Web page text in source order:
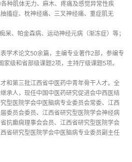
种肌体无力、麻木、疼痛及感觉异常性疾
搐症、枕神经痛、三叉神经痛、重症肌无
呆、帕金森病、运动神经元病（渐冻症）等；
学术论文50余篇，主编专业著作2部，参编专
级和省部级课题2项，主持厅级课题5项。
和第三批江西省中医药中青年骨干人才。全
承人，现任中国中医药研究促进会中西医结
型医院学会中医脑病专业委员会常委、江西
委员会委员、江西省研究型医院学会神经病
抗癫痫理事会会员、江西省研究型医院学会
省研究型医院学会中医脑病专业委员副主任